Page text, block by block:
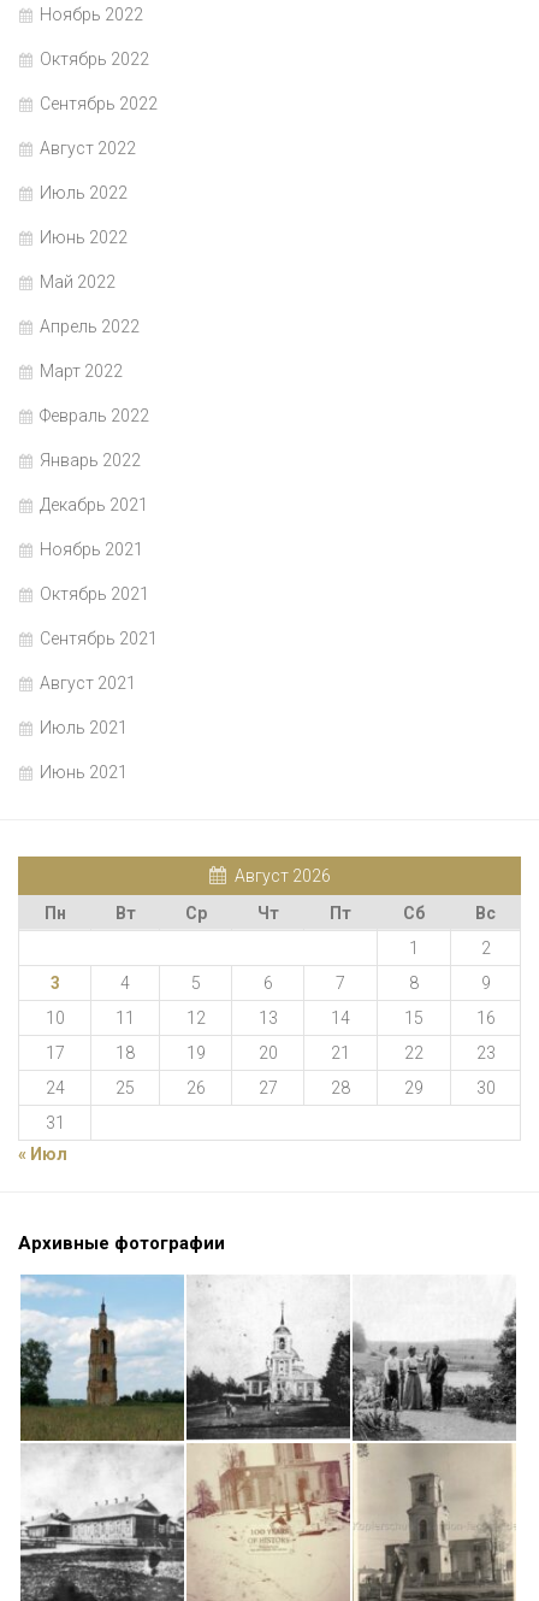
Ноябрь 2022
Октябрь 2022
Сентябрь 2022
Август 2022
Июль 2022
Июнь 2022
Май 2022
Апрель 2022
Март 2022
Февраль 2022
Январь 2022
Декабрь 2021
Ноябрь 2021
Октябрь 2021
Сентябрь 2021
Август 2021
Июль 2021
Июнь 2021
Август 2026
Пн
Вт Ср Чт Пт Сб
Вс
1
2
3
4 5 6 7 8
9
10
11 12 13 14 15
16
17
18 19 20 21 22
23
24
25 26 27 28 29
30
31
« Июл
Архивные фотографии